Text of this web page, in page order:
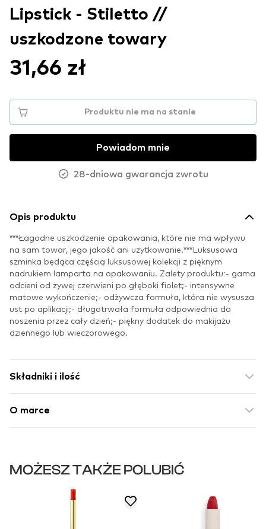
Lipstick - Stiletto //
uszkodzone towary
31,66 zł
Produktu nie ma na stanie
Powiadom mnie
28-dniowa gwarancja zwrotu
Opis produktu
***Łagodne uszkodzenie opakowania, które nie ma wpływu
na sam towar, jego jakość ani użytkowanie.***Luksusowa
szminka będąca częścią luksusowej kolekcji z pięknym
nadrukiem lamparta na opakowaniu. Zalety produktu:- gama
odcieni od żywej czerwieni po głęboki fiolet;- intensywne
matowe wykończenie;- odżywcza formuła, która nie wysusza
ust po aplikacji;- długotrwała formuła odpowiednia do
noszenia przez cały dzień;- piękny dodatek do makijażu
dziennego lub wieczorowego.
Składniki i ilość
O marce
MOŻESZ TAKŻE POLUBIĆ